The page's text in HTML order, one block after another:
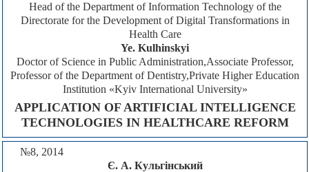
Head of the Department of Information Technology of the
Directorate for the Development of Digital Transformations in
Health Care
Ye. Kulhinskyi
Doctor of Science in Public Administration,Associate Professor,
Professor of the Department of Dentistry,Private Higher Education
Institution «Kyiv International University»
APPLICATION OF ARTIFICIAL INTELLIGENCE
TECHNOLOGIES IN HEALTHCARE REFORM
№8, 2014
Є. А. Кульгінський